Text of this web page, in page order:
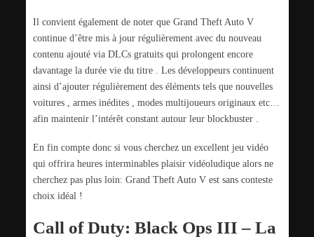
Il convient également de noter que Grand Theft Auto V
continue d’être mis à jour régulièrement avec du nouveau
contenu ajouté via DLCs gratuits qui prolongent encore
davantage la durée vie du titre . Les développeurs continuent
ainsi d’ajouter régulièrement des éléments tels que nouvelles
voitures , armes inédites , modes multijoueurs originaux etc…
afin maintenir l’intérêt constant autour leur blockbuster .
En fin compte donc si vous cherchez un excellent jeu vidéo
qui offrira heures interminables plaisir vidéoludique alors ne
cherchez pas plus loin: Grand Theft Auto V est sans conteste
choix idéal !
Call of Duty: Black Ops III – La